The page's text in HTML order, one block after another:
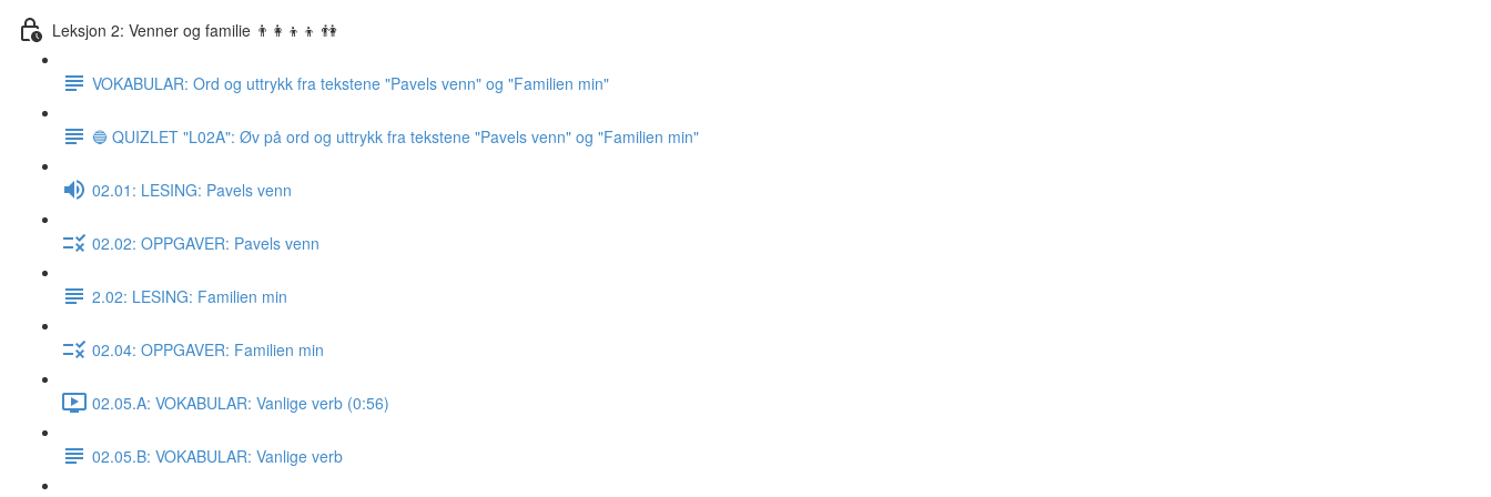
Leksjon 2: Venner og familie 👨‍👩‍👦‍👦 👫
VOKABULAR: Ord og uttrykk fra tekstene "Pavels venn" og "Familien min"
🔵 QUIZLET "L02A": Øv på ord og uttrykk fra tekstene "Pavels venn" og "Familien min"
02.01: LESING: Pavels venn
02.02: OPPGAVER: Pavels venn
2.02: LESING: Familien min
02.04: OPPGAVER: Familien min
02.05.A: VOKABULAR: Vanlige verb (0:56)
02.05.B: VOKABULAR: Vanlige verb